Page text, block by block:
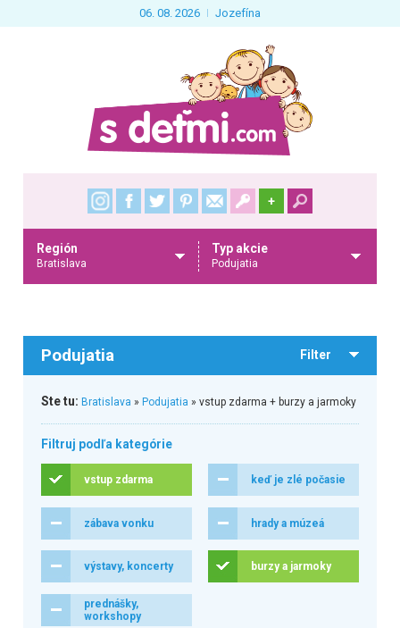
06. 08. 2026 Jozefína
+
Región
Bratislava
Typ akcie
Podujatia
Podujatia Filter
Ste tu: Bratislava » Podujatia » vstup zdarma + burzy a jarmoky
Filtruj podľa kategórie
vstup zdarma keď je zlé počasie
zábava vonku hrady a múzeá
výstavy, koncerty burzy a jarmoky
prednášky,
workshopy